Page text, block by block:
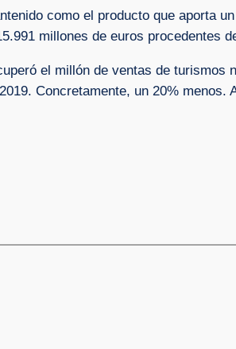
como el producto que aporta
millones de euros procedentes
el millón de ventas de turismos
Concretamente, un 20%